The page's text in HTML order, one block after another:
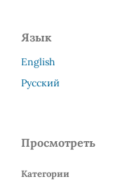
Язык
English
Русский
Просмотреть
Категории